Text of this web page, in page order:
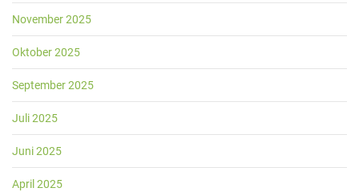
November 2025
Oktober 2025
September 2025
Juli 2025
Juni 2025
April 2025